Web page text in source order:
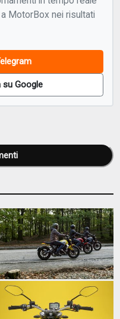
MotorBox nei risultati
su Google